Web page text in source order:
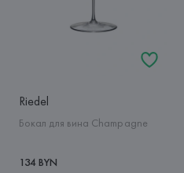
Riedel
Бокал для вина Champagne
134 BYN